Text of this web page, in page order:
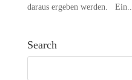
daraus ergeben werden. Ein...
Search